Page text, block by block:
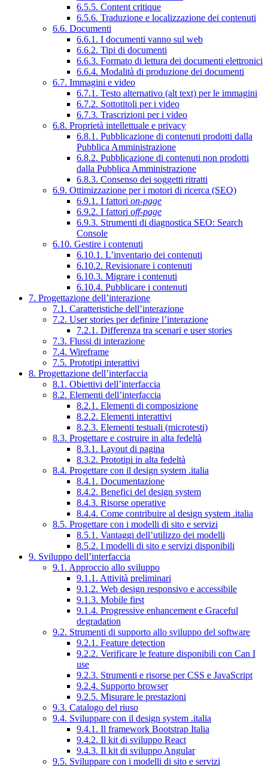
6.5.5. Content critique
6.5.6. Traduzione e localizzazione dei contenuti
6.6. Documenti
6.6.1. I documenti vanno sul web
6.6.2. Tipi di documenti
6.6.3. Formato di lettura dei documenti elettronici
6.6.4. Modalità di produzione dei documenti
6.7. Immagini e video
6.7.1. Testo alternativo (alt text) per le immagini
6.7.2. Sottotitoli per i video
6.7.3. Trascrizioni per i video
6.8. Proprietà intellettuale e privacy
6.8.1. Pubblicazione di contenuti prodotti dalla
Pubblica Amministrazione
6.8.2. Pubblicazione di contenuti non prodotti
dalla Pubblica Amministrazione
6.8.3. Consenso dei soggetti ritratti
6.9. Ottimizzazione per i motori di ricerca (SEO)
6.9.1. I fattori on-page
6.9.2. I fattori off-page
6.9.3. Strumenti di diagnostica SEO: Search
Console
6.10. Gestire i contenuti
6.10.1. L’inventario dei contenuti
6.10.2. Revisionare i contenuti
6.10.3. Migrare i contenuti
6.10.4. Pubblicare i contenuti
7. Progettazione dell’interazione
7.1. Caratteristiche dell’interazione
7.2. User stories per definire l’interazione
7.2.1. Differenza tra scenari e user stories
7.3. Flussi di interazione
7.4. Wireframe
7.5. Prototipi interattivi
8. Progettazione dell’interfaccia
8.1. Obiettivi dell’interfaccia
8.2. Elementi dell’interfaccia
8.2.1. Elementi di composizione
8.2.2. Elementi interattivi
8.2.3. Elementi testuali (microtesti)
8.3. Progettare e costruire in alta fedeltà
8.3.1. Layout di pagina
8.3.2. Prototipi in alta fedeltà
8.4. Progettare con il design system .italia
8.4.1. Documentazione
8.4.2. Benefici del design system
8.4.3. Risorse operative
8.4.4. Come contribuire al design system .italia
8.5. Progettare con i modelli di sito e servizi
8.5.1. Vantaggi dell’utilizzo dei modelli
8.5.2. I modelli di sito e servizi disponibili
9. Sviluppo dell’interfaccia
9.1. Approccio allo sviluppo
9.1.1. Attività preliminari
9.1.2. Web design responsivo e accessibile
9.1.3. Mobile first
9.1.4. Progressive enhancement e Graceful
degradation
9.2. Strumenti di supporto allo sviluppo del software
9.2.1. Feature detection
9.2.2. Verificare le feature disponibili con Can I
use
9.2.3. Strumenti e risorse per CSS e JavaScript
9.2.4. Supporto browser
9.2.5. Misurare le prestazioni
9.3. Catalogo del riuso
9.4. Sviluppare con il design system .italia
9.4.1. Il framework Bootstrap Italia
9.4.2. Il kit di sviluppo React
9.4.3. Il kit di sviluppo Angular
9.5. Sviluppare con i modelli di sito e servizi